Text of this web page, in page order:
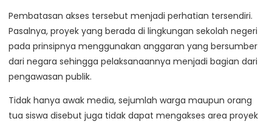
Pembatasan akses tersebut menjadi perhatian tersendiri.
Pasalnya, proyek yang berada di lingkungan sekolah negeri
pada prinsipnya menggunakan anggaran yang bersumber
dari negara sehingga pelaksanaannya menjadi bagian dari
pengawasan publik.
Tidak hanya awak media, sejumlah warga maupun orang
tua siswa disebut juga tidak dapat mengakses area proyek